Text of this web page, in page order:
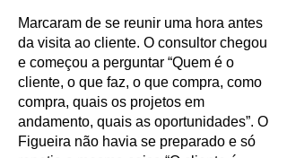
Marcaram de se reunir uma hora antes
da visita ao cliente. O consultor chegou
e começou a perguntar “Quem é o
cliente, o que faz, o que compra, como
compra, quais os projetos em
andamento, quais as oportunidades”. O
Figueira não havia se preparado e só